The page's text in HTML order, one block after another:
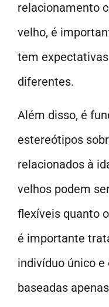
relacionamento
velho, é
tem
diferentes.
Além disso, é
estereótipos
relacionados à
velhos podem
flexíveis quanto
é importante
indivíduo único
baseadas